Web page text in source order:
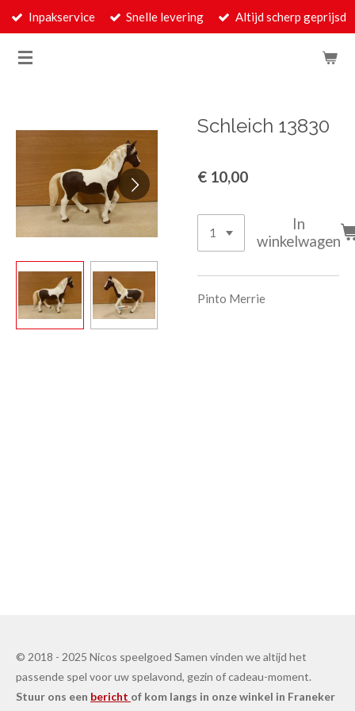
Ga
naar
Inpakservice Snelle levering Altijd scherp geprijsd
Schleich 13830
€ 10,00
In
winkelwagen
Pinto Merrie
© 2018 - 2025 Nicos speelgoed Samen vinden we altijd het
passende spel voor uw spelavond, gezin of cadeau-moment.
Stuur ons een bericht of kom langs in onze winkel in Franeker